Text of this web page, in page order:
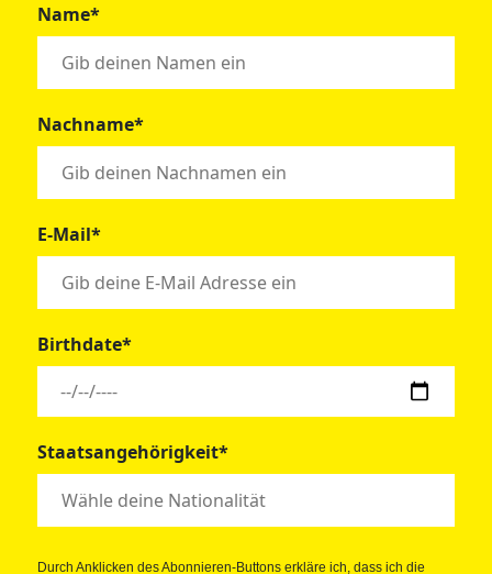
Name*
Nachname*
E-Mail*
Birthdate*
Staatsangehörigkeit*
Durch Anklicken des Abonnieren-Buttons erkläre ich, dass ich die